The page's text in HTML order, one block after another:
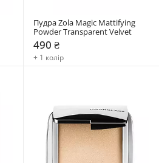
Пудра Zola Magic Mattifying
Powder Transparent Velvet
490 ₴
+ 1 колір